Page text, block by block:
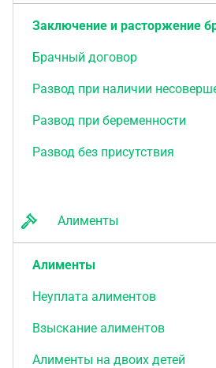
Заключение и расторжение
Брачный договор
Развод при наличии
Развод при беременности
Развод без присутствия
Алименты
Алименты
Неуплата алиментов
Взыскание алиментов
Алименты на двоих детей